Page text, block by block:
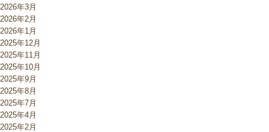
2026年3月
2026年2月
2026年1月
2025年12月
2025年11月
2025年10月
2025年9月
2025年8月
2025年7月
2025年4月
2025年2月